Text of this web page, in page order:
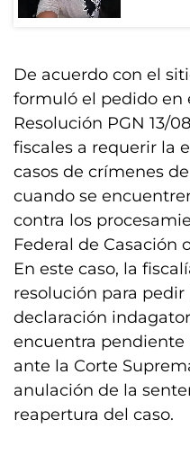
De acuerdo con el
formuló el pedido en
Resolución PGN 13/
fiscales a requerir la
casos de crímenes
cuando se
contra los
Federal de Casación
En este caso, la
resolución para
declaración
encuentra pendiente
ante la Corte
anulación de la
reapertura del caso.